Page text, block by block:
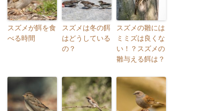
スズメが餌を食
べる時間
スズメは冬の餌
はどうしている
の？
スズメの雛には
ミミズは良くな
い！？スズメの
雛与える餌は？